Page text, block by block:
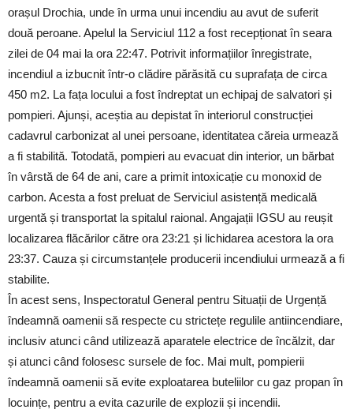
orașul Drochia, unde în urma unui incendiu au avut de suferit
două peroane. Apelul la Serviciul 112 a fost recepționat în seara
zilei de 04 mai la ora 22:47. Potrivit informațiilor înregistrate,
incendiul a izbucnit într-o clădire părăsită cu suprafața de circa
450 m2. La fața locului a fost îndreptat un echipaj de salvatori și
pompieri. Ajunși, aceștia au depistat în interiorul construcției
cadavrul carbonizat al unei persoane, identitatea căreia urmează
a fi stabilită. Totodată, pompieri au evacuat din interior, un bărbat
în vârstă de 64 de ani, care a primit intoxicație cu monoxid de
carbon. Acesta a fost preluat de Serviciul asistență medicală
urgentă și transportat la spitalul raional. Angajații IGSU au reușit
localizarea flăcărilor către ora 23:21 și lichidarea acestora la ora
23:37. Cauza și circumstanțele producerii incendiului urmează a fi
stabilite.
În acest sens, Inspectoratul General pentru Situații de Urgență
îndeamnă oamenii să respecte cu strictețe regulile antiincendiare,
inclusiv atunci când utilizează aparatele electrice de încălzit, dar
și atunci când folosesc sursele de foc. Mai mult, pompierii
îndeamnă oamenii să evite exploatarea buteliilor cu gaz propan în
locuințe, pentru a evita cazurile de explozii și incendii.